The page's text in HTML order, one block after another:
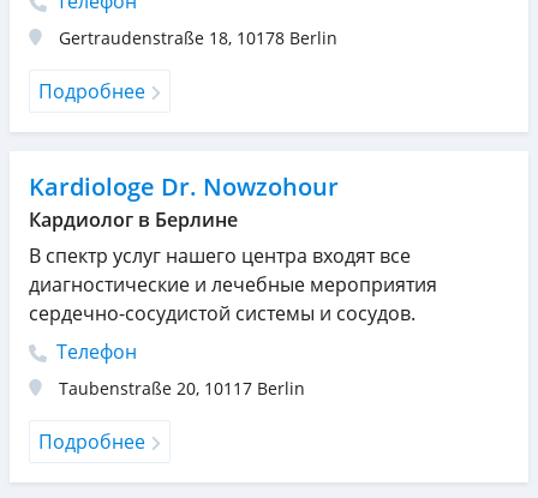
Gertraudenstraße 18, 10178 Berlin
Подробнее
Kardiologe Dr. Nowzohour
Кардиолог в Берлине
В спектр услуг нашего центра входят все
диагностические и лечебные мероприятия
сердечно-сосудистой системы и сосудов.
Телефон
Taubenstraße 20, 10117 Berlin
Подробнее